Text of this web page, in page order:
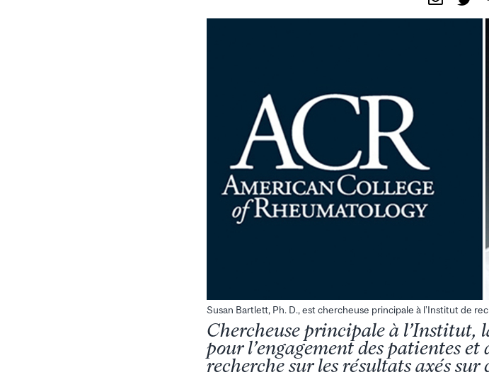
Susan Bartlett, Ph. D., est chercheuse principale à l’Institut de
Chercheuse principale à l’Institut,
pour l’engagement des patientes
recherche sur les résultats axés sur